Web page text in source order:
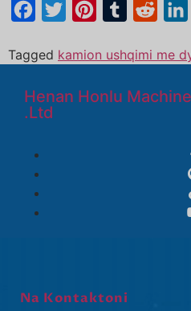
Facebook
Twitter PinterestTumblrReddit
Tagged kamion ushqimi me
Henan Honlu
.Ltd
Na Kontaktoni